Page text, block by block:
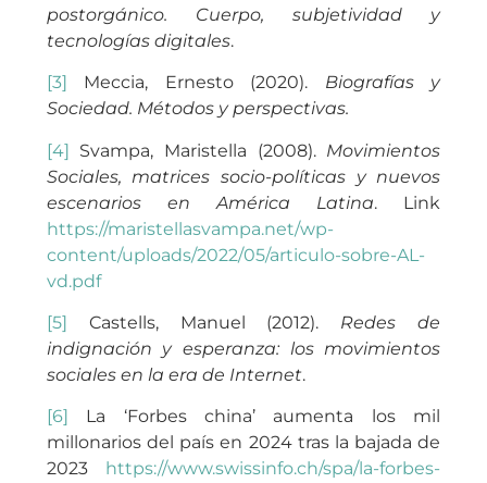
postorgánico. Cuerpo, subjetividad y
tecnologías digitales.
[3] Meccia, Ernesto (2020). Biografías y
Sociedad. Métodos y perspectivas.
[4] Svampa, Maristella (2008). Movimientos
Sociales, matrices socio-políticas y nuevos
escenarios en América Latina. Link
https://maristellasvampa.net/wp-
content/uploads/2022/05/articulo-sobre-AL-
vd.pdf
[5] Castells, Manuel (2012). Redes de
indignación y esperanza: los movimientos
sociales en la era de Internet.
[6]
La ‘Forbes china’ aumenta los mil
millonarios del país en 2024 tras la bajada de
2023
https://www.swissinfo.ch/spa/la-forbes-